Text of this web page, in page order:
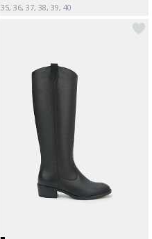
35, 36, 37, 38, 39, 40